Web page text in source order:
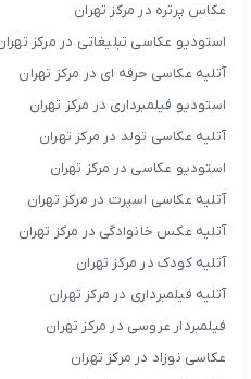
عکاس پرتره در مرکز تهران
استودیو عکاسی تبلیغاتی در مرکز تهران
آتلیه عکاسی حرفه ای در مرکز تهران
استودیو فیلمبرداری در مرکز تهران
آتلیه عکاسی تولد در مرکز تهران
استودیو عکاسی در مرکز تهران
آتلیه عکاسی اسپرت در مرکز تهران
آتلیه عکس خانوادگی در مرکز تهران
آتلیه کودک در مرکز تهران
آتلیه فیلمبرداری در مرکز تهران
فیلمبردار عروسی در مرکز تهران
عکاسی نوزاد در مرکز تهران